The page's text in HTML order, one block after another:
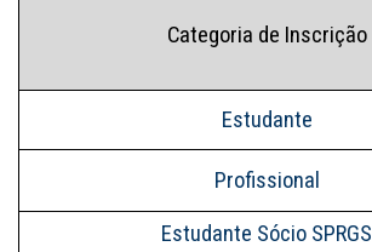
Categoria de Inscrição
Estudante
Profissional
Estudante Sócio SPRGS